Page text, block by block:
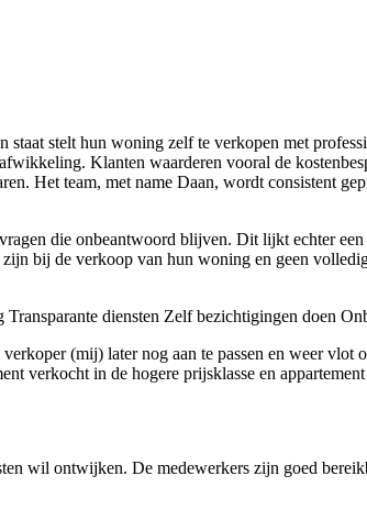
staat stelt hun woning zelf te verkopen met
Klanten waarderen vooral de
Het team, met name Daan, wordt consistent
die onbeantwoord blijven. Dit lijkt echter
bij de verkoop van hun woning en geen
Transparante diensten Zelf bezichtigingen doen
(mij) later nog aan te passen en weer
verkocht in de hogere prijsklasse en
wil ontwijken. De medewerkers zijn goed